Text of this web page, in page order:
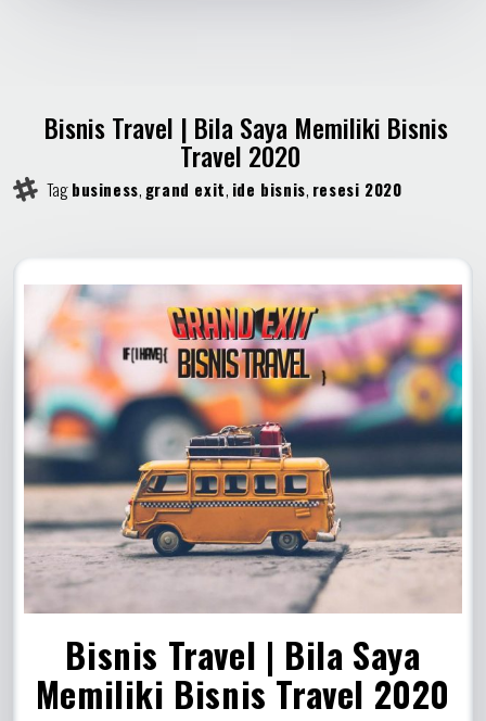
Bisnis Travel | Bila Saya Memiliki Bisnis
Travel 2020
Tagbusiness, grand exit, ide bisnis, resesi 2020
Bisnis Travel | Bila Saya
Memiliki Bisnis Travel 2020